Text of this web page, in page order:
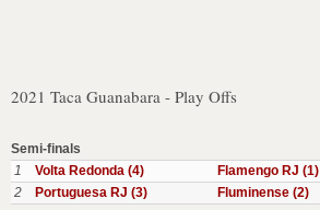
2021 Taca Guanabara - Play Offs
Semi-finals
1
Volta Redonda (4) Flamengo RJ (1)
2
Portuguesa RJ (3) Fluminense (2)